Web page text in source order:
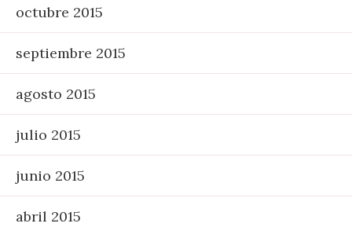
octubre 2015
septiembre 2015
agosto 2015
julio 2015
junio 2015
abril 2015